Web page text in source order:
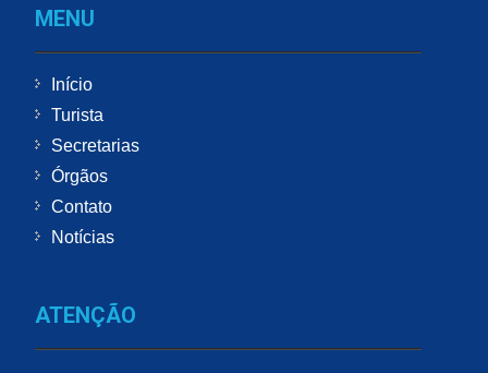
MENU
Início
Turista
Secretarias
Órgãos
Contato
Notícias
ATENÇÃO